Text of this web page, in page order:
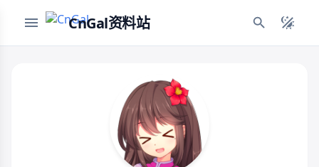
CnGal资料站